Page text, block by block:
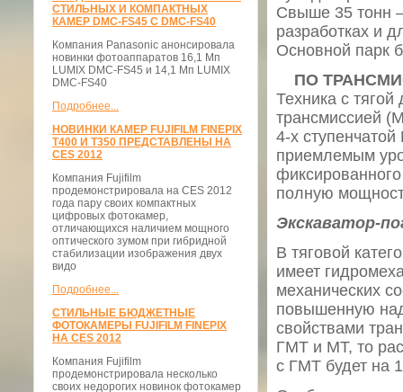
СТИЛЬНЫХ И КОМПАКТНЫХ
КАМЕР DMC-FS45 С DMC-FS40
Компания Panasonic анонсировала
новинки фотоаппаратов 16,1 Мп
LUMIX DMC-FS45 и 14,1 Мп LUMIX
DMC-FS40
Подробнее...
НОВИНКИ КАМЕР FUJIFILM FINEPIX
T400 И T350 ПРЕДСТАВЛЕНЫ НА
CES 2012
Компания Fujifilm
продемонстрировала на CES 2012
года пару своих компактных
цифровых фотокамер,
отличающихся наличием мощного
оптического зумом при гибридной
стабилизации изображения двух
видо
Подробнее...
СТИЛЬНЫЕ БЮДЖЕТНЫЕ
ФОТОКАМЕРЫ FUJIFILM FINEPIX
НА CES 2012
Компания Fujifilm
продемонстрировала несколько
своих недорогих новинок фотокамер
Свыше 35 тонн
разработках и
Основной парк
ПО
Техника с
трансмиссией
4-х
приемлемым
полную
Экскаватор-
В тяговой
имеет
механических
повышенную
свойствами
ГМТ и МТ, то
с ГМТ будет на